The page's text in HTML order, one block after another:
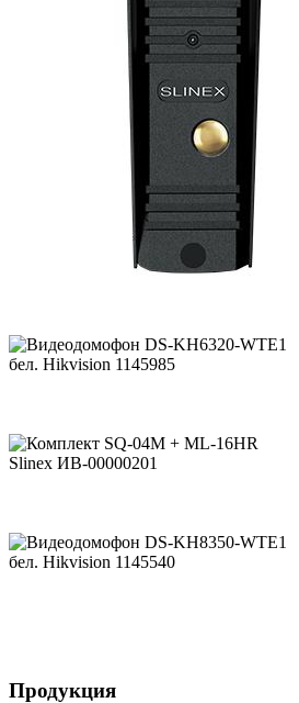
Продукция